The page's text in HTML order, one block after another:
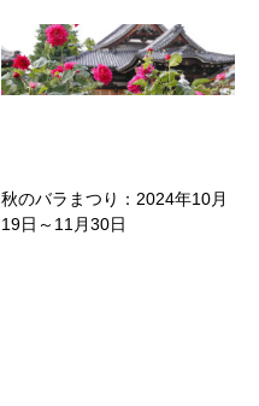
秋のバラまつり：2024年10月
19日～11月30日